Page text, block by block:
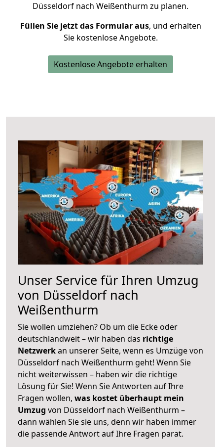
Düsseldorf nach Weißenthurm zu planen.
Füllen Sie jetzt das Formular aus, und erhalten
Sie kostenlose Angebote.
Kostenlose Angebote erhalten
Unser Service für Ihren Umzug
von Düsseldorf nach
Weißenthurm
Sie wollen umziehen? Ob um die Ecke oder
deutschlandweit – wir haben das richtige
Netzwerkan unserer Seite, wenn es Umzüge von
Düsseldorf nach Weißenthurm geht! Wenn Sie
nicht weiterwissen – haben wir die richtige
Lösung für Sie! Wenn Sie Antworten auf Ihre
Fragen wollen, was kostet überhaupt mein
Umzug von Düsseldorf nach Weißenthurm –
dann wählen Sie sie uns, denn wir haben immer
die passende Antwort auf Ihre Fragen parat.